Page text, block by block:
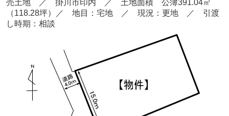
売土地 ／ 掛川市印内 ／ 土地面積 公簿391.04㎡
（118.28坪）／ 地目：宅地 ／ 現況：更地 ／ 引渡
し時期：相談